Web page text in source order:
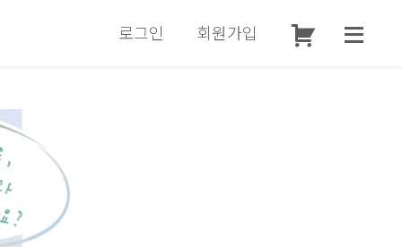
로그인 회원가입